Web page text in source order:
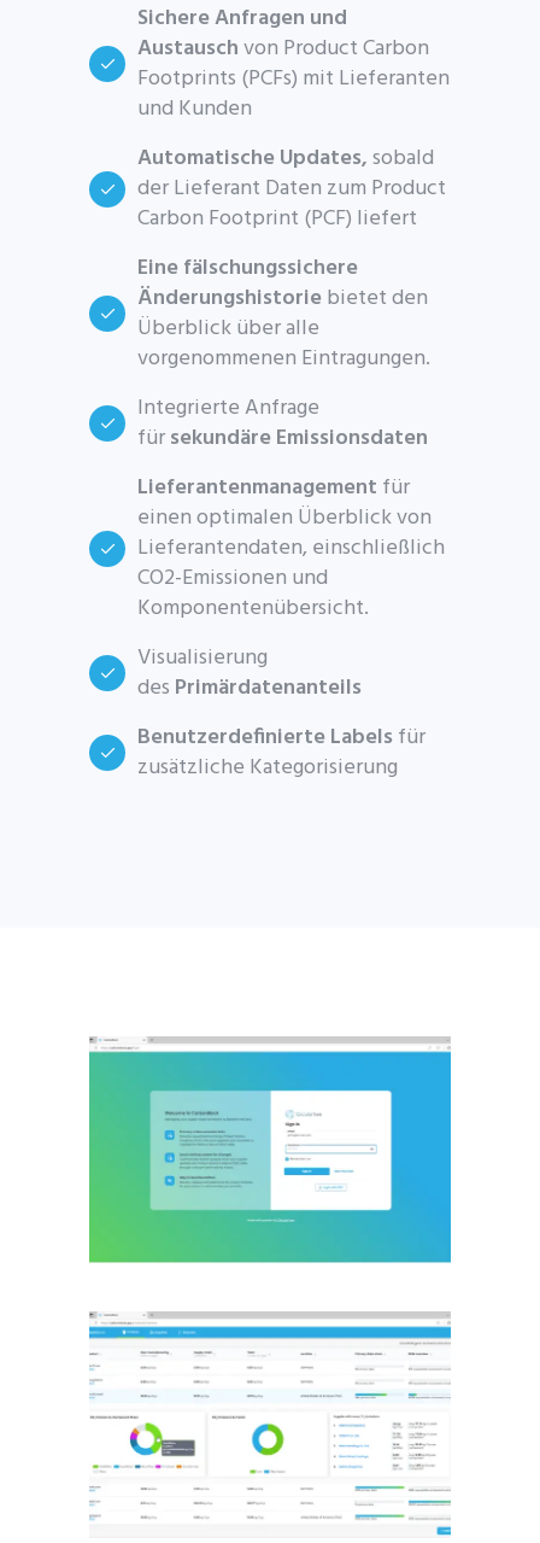
Sichere Anfragen und
Austauschvon Product Carbon
Footprints (PCFs) mit Lieferanten
und Kunden
Automatische Updates,sobald
der Lieferant Daten zum Product
Carbon Footprint (PCF) liefert
Eine fälschungssichere
Änderungshistoriebietet den
Überblick über alle
vorgenommenen Eintragungen.
Integrierte Anfrage
fürsekundäre Emissionsdaten
Lieferantenmanagement für
einen optimalen Überblick von
Lieferantendaten, einschließlich
CO2-Emissionen und
Komponentenübersicht.
Visualisierung
des Primärdatenanteils
Benutzerdefinierte Labels für
zusätzliche Kategorisierung